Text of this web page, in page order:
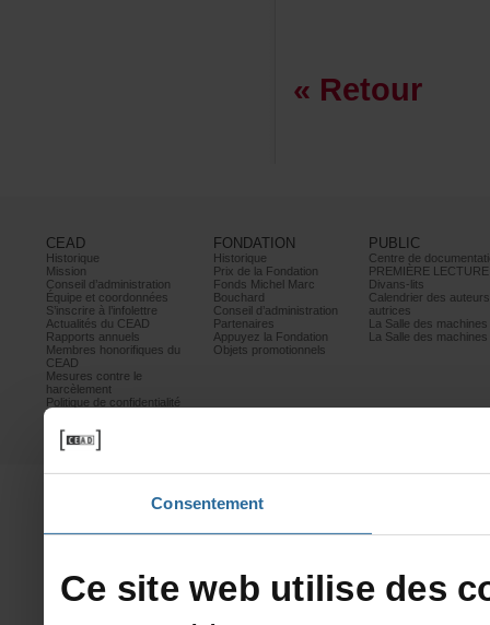
Consentement
«Retour
CEAD
Historique
Mission
Conseild’administration
Équipeetcoordonnées
S’inscrireàl’infolettre
ActualitésduCEAD
Rapportsannuels
Membreshonorifiquesdu
CEAD
Mesurescontrele
harcèlement
Politiquedeconfidentialité
Prixetconcours
Partenaires
FONDATION
Historique
PrixdelaFondation
FondsMichelMarc
Bouchard
Conseild’administration
Partenaires
AppuyezlaFondation
Objetspromotionnels
PUBLIC
PREMIÈRELECTURE
Divans-lits
autrices